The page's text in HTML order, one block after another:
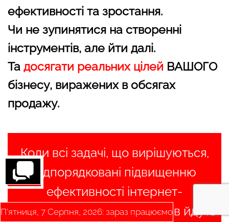
ефективності та зростання.
Чи не зупинятися на створенні
інструментів, але йти далі.
Та досягати реальних цілей ВАШОГО
бізнесу, виражених в обсягах
продажу.
Коли всі задачі, що вирішуються,
підпорядковані підвищенню
ефективності інтернет-
маркетингу, багато процесів йдуть
П’ятниця, 7 Серпня, 2026: зараз працюємо